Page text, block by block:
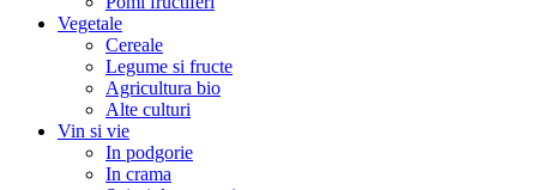
Vegetale
Cereale
Legume si fructe
Agricultura bio
Alte culturi
Vin si vie
In podgorie
In crama